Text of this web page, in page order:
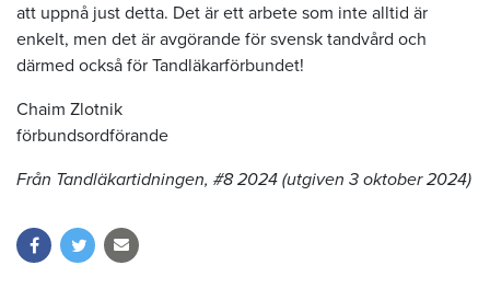
att uppnå just detta. Det är ett arbete som inte alltid är
enkelt, men det är avgörande för svensk tandvård och
därmed också för Tandläkarförbundet!
Chaim Zlotnik
förbundsordförande
Från Tandläkartidningen, #8 2024 (utgiven 3 oktober 2024)